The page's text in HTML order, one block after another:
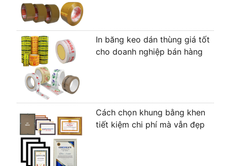
In băng keo dán thùng giá tốt
cho doanh nghiệp bán hàng
Cách chọn khung bằng khen
tiết kiệm chi phí mà vẫn đẹp